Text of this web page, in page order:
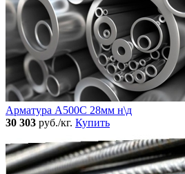
Арматура А500С 28мм н\д
30 303 руб./кг. Купить